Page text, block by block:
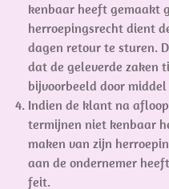
kenbaar heeft gemaakt
herroepingsrecht dient
dagen retour te sturen.
dat de geleverde zaken
bijvoorbeeld door
Indien de klant na
termijnen niet kenbaar
maken van zijn
aan de ondernemer
feit.